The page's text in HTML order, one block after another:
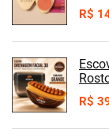
R$
R$